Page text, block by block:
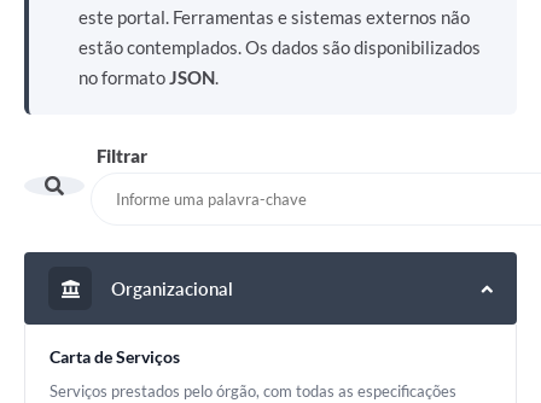
este portal. Ferramentas e sistemas externos não
estão contemplados. Os dados são disponibilizados
no formatoJSON.
Filtrar
Organizacional
Carta de Serviços
Serviços prestados pelo órgão, com todas as especificações